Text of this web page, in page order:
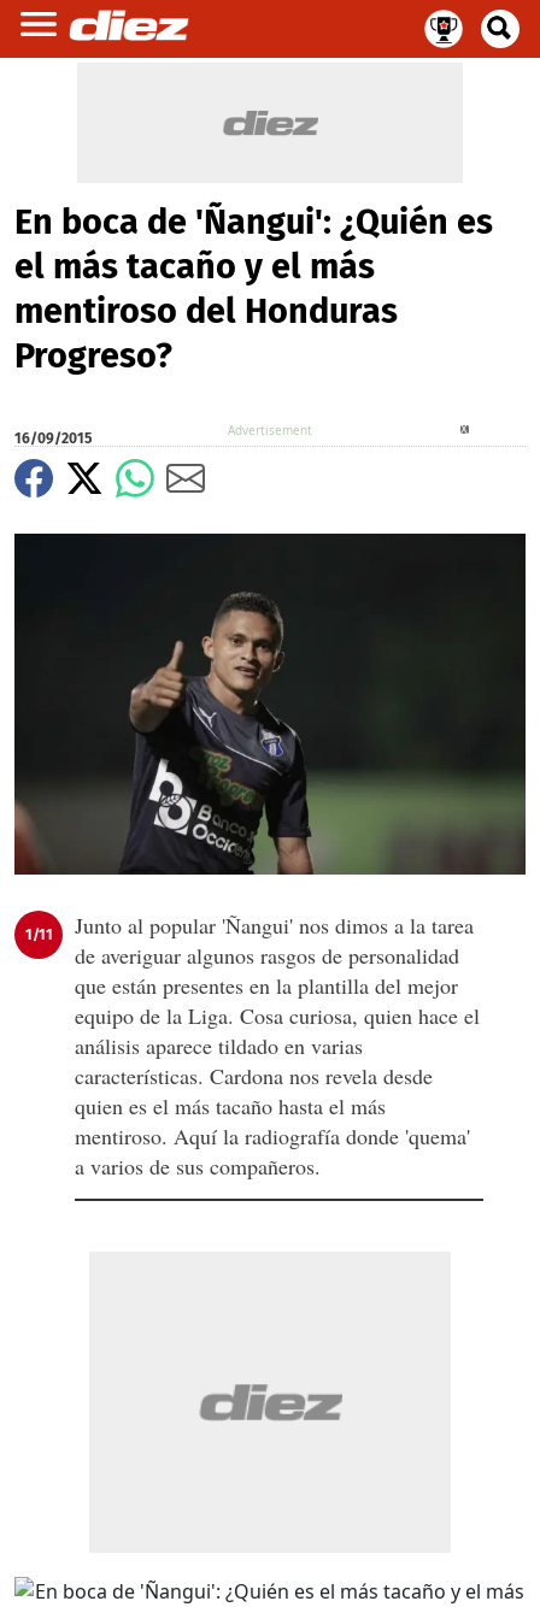
En boca de 'Ñangui': ¿Quién es
el más tacaño y el más
mentiroso del Honduras
Progreso?
16/09/2015
1/11
Junto al popular 'Ñangui' nos dimos a la tarea
de averiguar algunos rasgos de personalidad
que están presentes en la plantilla del mejor
equipo de la Liga. Cosa curiosa, quien hace el
análisis aparece tildado en varias
características. Cardona nos revela desde
quien es el más tacaño hasta el más
mentiroso. Aquí la radiografía donde 'quema'
a varios de sus compañeros.
X